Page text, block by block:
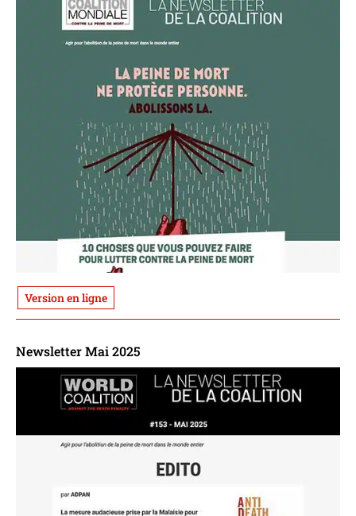
Version en ligne
Newsletter Mai 2025